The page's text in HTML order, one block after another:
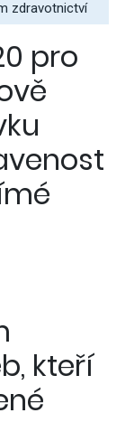
zdravotnictví
pro
kteří